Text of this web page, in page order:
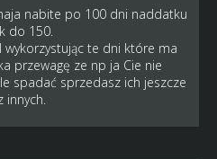
nabite po 100 dni naddatku
do 150.
te dni które ma
przewagę ze np ja Cie nie
spadać sprzedasz ich jeszcze
innych.